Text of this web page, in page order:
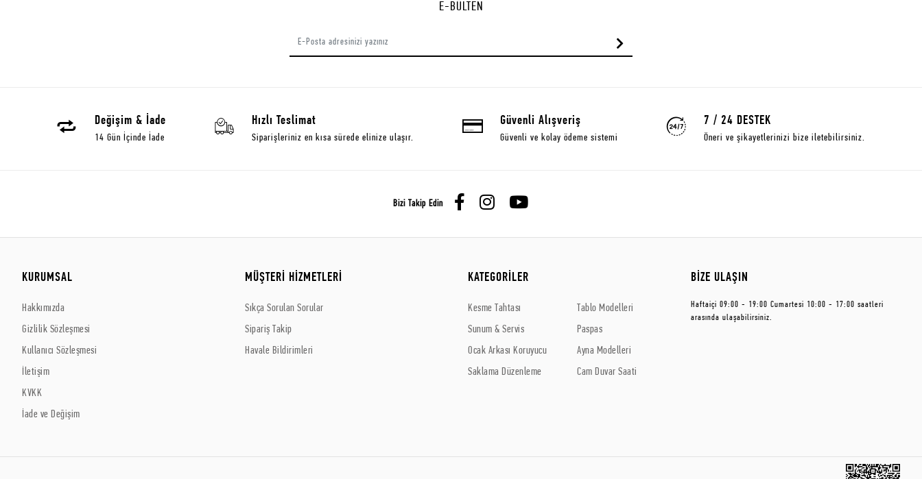
E-BÜLTEN
Değişim & İade
14 Gün İçinde İade
Hızlı Teslimat
Siparişleriniz en kısa sürede elinize ulaşır.
Güvenli Alışveriş
Güvenli ve kolay ödeme sistemi
7 / 24 DESTEK
Öneri ve şikayetlerinizi bize iletebilirsiniz.
Bizi Takip Edin
KURUMSAL
Hakkımızda
Gizlilik Sözleşmesi
Kullanıcı Sözleşmesi
İletişim
KVKK
İade ve Değişim
MÜŞTERİ HİZMETLERİ
Sıkça Sorulan Sorular
Sipariş Takip
Havale Bildirimleri
KATEGORİLER
Kesme Tahtası
Sunum & Servis
Ocak Arkası Koruyucu
Saklama Düzenleme
Tablo Modelleri
Paspas
Ayna Modelleri
Cam Duvar Saati
BİZE ULAŞIN
Haftaiçi 09:00 - 19:00 Cumartesi 10:00 - 17:00 saatleri
arasında ulaşabilirsiniz.